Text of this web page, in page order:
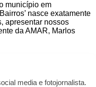
município em
nasce exatamente
apresentar nossos
da AMAR, Marlos
media e fotojornalista.